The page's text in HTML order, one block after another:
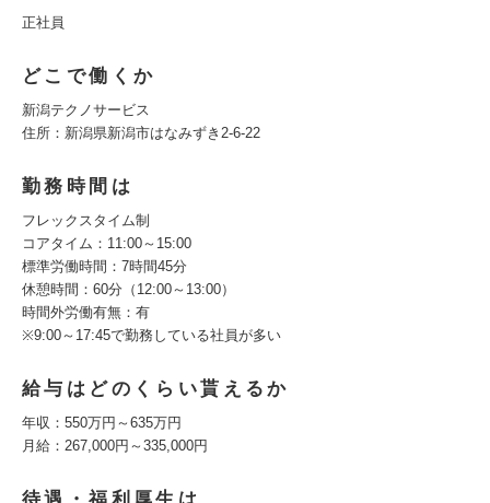
正社員
どこで働くか
新潟テクノサービス
住所：新潟県新潟市はなみずき2-6-22
勤務時間は
フレックスタイム制
コアタイム：11:00～15:00
標準労働時間：7時間45分
休憩時間：60分（12:00～13:00）
時間外労働有無：有
※9:00～17:45で勤務している社員が多い
給与はどのくらい貰えるか
年収：550万円～635万円
月給：267,000円～335,000円